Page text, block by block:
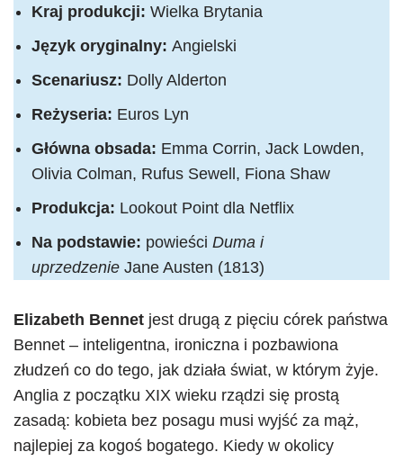
Kraj produkcji: Wielka Brytania
Język oryginalny: Angielski
Scenariusz: Dolly Alderton
Reżyseria: Euros Lyn
Główna obsada: Emma Corrin, Jack Lowden,
Olivia Colman, Rufus Sewell, Fiona Shaw
Produkcja: Lookout Point dla Netflix
Na podstawie: powieści Duma i
uprzedzenie Jane Austen (1813)
Elizabeth Bennet jest drugą z pięciu córek państwa
Bennet – inteligentna, ironiczna i pozbawiona
złudzeń co do tego, jak działa świat, w którym żyje.
Anglia z początku XIX wieku rządzi się prostą
zasadą: kobieta bez posagu musi wyjść za mąż,
najlepiej za kogoś bogatego. Kiedy w okolicy